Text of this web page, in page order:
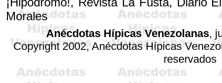
Morales
Anécdotas Hípicas Venezolanas,
Copyright 2002, Anécdotas Hípicas
reservados